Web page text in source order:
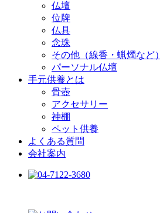
仏壇
位牌
仏具
念珠
その他（線香・蝋燭など）
パーソナル仏壇
手元供養とは
骨壺
アクセサリー
神棚
ペット供養
よくある質問
会社案内